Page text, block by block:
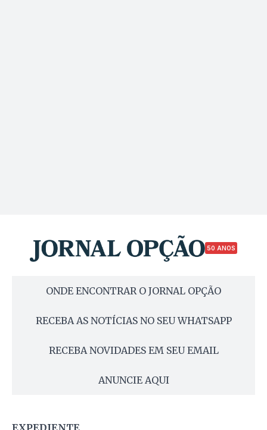
50 ANOS
ONDE ENCONTRAR O JORNAL OPÇÃO
RECEBA AS NOTÍCIAS NO SEU WHATSAPP
RECEBA NOVIDADES EM SEU EMAIL
ANUNCIE AQUI
EXPEDIENTE